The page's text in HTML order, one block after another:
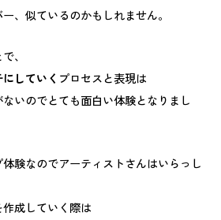
、似ているのかもしれません。
、
していく プロセスと表現は
いのでとても面白い体験となりまし
験なのでアーティストさんはいらっし
成していく際は